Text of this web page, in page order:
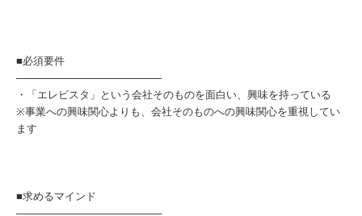
■必須要件
────────────────────
・「エレビスタ」という会社そのものを面白い、興味を持っている
※事業への興味関心よりも、会社そのものへの興味関心を重視してい
ます
■求めるマインド
────────────────────